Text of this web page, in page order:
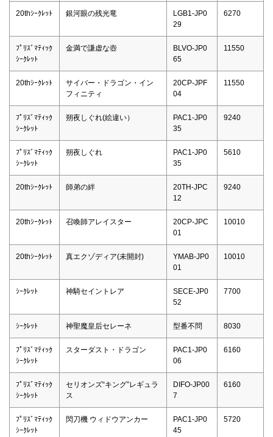
20thｼｰｸﾚｯﾄ 銀河眼の残光竜
LGB1-JP0
29
6270
ﾌﾟﾘｽﾞﾏﾃｨｯｸ
ｼｰｸﾚｯﾄ
金満で謙虚な壺
BLVO-JP0
65
11550
20thｼｰｸﾚｯﾄ
サイバー・ドラゴン・イン
フィニティ
20CP-JPF
04
11550
ﾌﾟﾘｽﾞﾏﾃｨｯｸ
ｼｰｸﾚｯﾄ
朔夜しぐれ(絵違い）
PAC1-JP0
35
9240
ﾌﾟﾘｽﾞﾏﾃｨｯｸ
ｼｰｸﾚｯﾄ
朔夜しぐれ
PAC1-JP0
35
5610
20thｼｰｸﾚｯﾄ 師弟の絆
20TH-JPC
12
9240
20thｼｰｸﾚｯﾄ 召喚師アレイスター
20CP-JPC
01
10010
20thｼｰｸﾚｯﾄ 真エクゾディア(未開封)
YMAB-JP0
01
10010
ｼｰｸﾚｯﾄ 神騎セイントレア
SECE-JP0
52
7700
ｼｰｸﾚｯﾄ 神聖魔皇后セレーネ 型番不問 8030
ﾌﾟﾘｽﾞﾏﾃｨｯｸ
ｼｰｸﾚｯﾄ
スターダスト・ドラゴン
PAC1-JP0
06
6160
ﾌﾟﾘｽﾞﾏﾃｨｯｸ
ｼｰｸﾚｯﾄ
セリオンズ“キング”レギュラ
ス
DIFO-JP00
7
6160
ﾌﾟﾘｽﾞﾏﾃｨｯｸ
ｼｰｸﾚｯﾄ
閃刀機 ウィドウアンカー
PAC1-JP0
45
5720